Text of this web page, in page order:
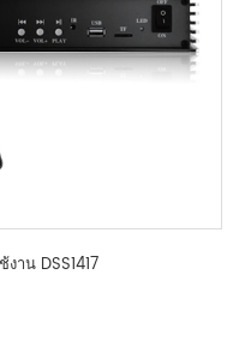
าน DSS1417